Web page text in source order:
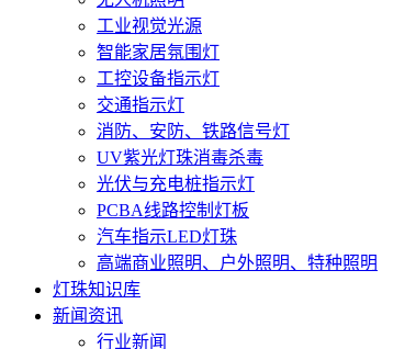
工业视觉光源
智能家居氛围灯
工控设备指示灯
交通指示灯
消防、安防、铁路信号灯
UV紫光灯珠消毒杀毒
光伏与充电桩指示灯
PCBA线路控制灯板
汽车指示LED灯珠
高端商业照明、户外照明、特种照明
灯珠知识库
新闻资讯
行业新闻